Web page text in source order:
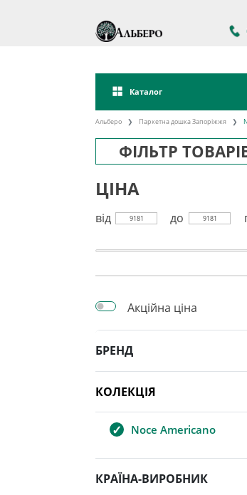
Каталог
Альберо Паркетна дошка Запоріжжя
ФІЛЬТР
ЦІНА
від 9181 до 9181
Акційна ціна
БРЕНД
КОЛЕКЦІЯ
Noce Americano
КРАЇНА-ВИРОБНИК
Україна
дошку